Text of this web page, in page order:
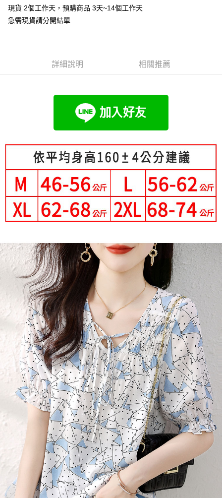
全支付
【大哥付你分期使用說明】
流程，驗證手機門號後，選擇欲分期的期數、繳款截止日，確認付款後即完
3.實際核准額度、可分期數及費用金額請依後續交易確認頁面所載為準。
4.訂單成立30分鐘內，如未前往確認交易或遇審核未通過，訂單將自動取
消。如遇「轉專審核」未通過狀況，表示未達大哥付你分期系統評分，恕無
【繳款方式說明】
1.分期款項不併入電信帳單，「大哥付你分期」於每月結算日後寄送繳費提
2.透過簡訊連結打開帳單後，可選擇「超商條碼／台灣大直營門市／銀行轉
帳／街口支付／iPASS MONEY」等通路繳費。
【注意事項】
1.本服務係由「台灣大哥大股份有限公司」（以下簡稱本公司）所提供，讓
用戶於交易時，得透過本服務購買商品或服務，並由商店將買賣／分期付款
資料（包含姓名、電話或地址）提供予台灣大哥大進項蒐集、處理及利用，
由本公司與您本人進行分期帳單所需資料之確認、核對及更正。
3.完整用戶服務條款，請詳閱以下連結： https://oppay.tw/userRule
AFTEE先享後付是「在收到商品之後才付款」的支付方式。 讓您購物簡單
１．簡單：不需註冊會員、不需綁卡、不需儲值。
３．安心：先確認商品／服務後，再付款。
【「AFTEE先享後付」結帳流程】
１．於結帳方式選擇「AFTEE先享後付」後，將跳轉至「AFTEE先享後付」
結帳頁面，進行簡訊認證並確認金額後，即可完成結帳。
２．訂單成立數日內，您將收到繳費通知簡訊。
３．收到繳費通知簡訊後14天內，點擊此簡訊中的連結，可透過四大超商／
ATM／網路銀行／等多元方式進行付款，方視為交易完成。
※ 請注意：結帳手續完成當下不需立刻繳費，但若您需要取消訂單，請聯絡
※ 交易是否成功請以「AFTEE先享後付 」之結帳頁面顯示為準，若有關於
是否繳費成功／繳費後需取消欲退款等相關疑問，請聯繫「AFTEE先享後付
客戶支援中心」https://netprotections.freshdesk.com/support/home
【注意事項】
１．透過由恩沛科技股份有限公司提供之「AFTEE先享後付」服務完成之交
易，需依本服務之必要範圍內提供個人資料，並將交易相關給付款項請求債
權轉讓予恩沛科技股份有限公司。
２．關於個人資料處理事宜，請瀏覽以下網址：
https://aftee.tw/terms/#terms3
３．未成年的使用者請事先徵得法定代理人或監護人之同意方可使用
「AFTEE先享後付」，若未經同意申辦者引起之損失，本公司不負相關責
任。
４．使用「AFTEE先享後付」時，將依據個別帳號之用戶狀況，依本公司即
時審查核予不同之上限額度；若仍有額度不足之情形，本公司將視審查結果
請求用戶進行身份認證。
５．嚴禁一人註冊多個帳號或使用他人資訊註冊。若發現惡意使用之情形，
恩沛科技股份有限公司將有權停止該用戶之使用額度並採取法律行動。
「Hami Point」為中華電信所提供之點數服務，可於會員專區綁定中華電信
運送方式
全家付款取貨
每筆NT$80，滿NT$699(含以上)免運費
付款後全家取貨
每筆NT$80，滿NT$699(含以上)免運費
付款後萊爾富取貨
每筆NT$80，滿NT$699(含以上)免運費
7-11付款取貨
每筆NT$80，滿NT$699(含以上)免運費
付款後7-11取貨
每筆NT$80，滿NT$699(含以上)免運費
宅配
每筆NT$70，滿NT$699(含以上)免運費
離島-郵局寄送
每筆NT$90，滿NT$699(含以上)免運費
國家/地區配送 查看運費
現貨 2個工作天，預購商品 3天~14個工作天
急需現貨請分開結單
詳細說明 相關推薦